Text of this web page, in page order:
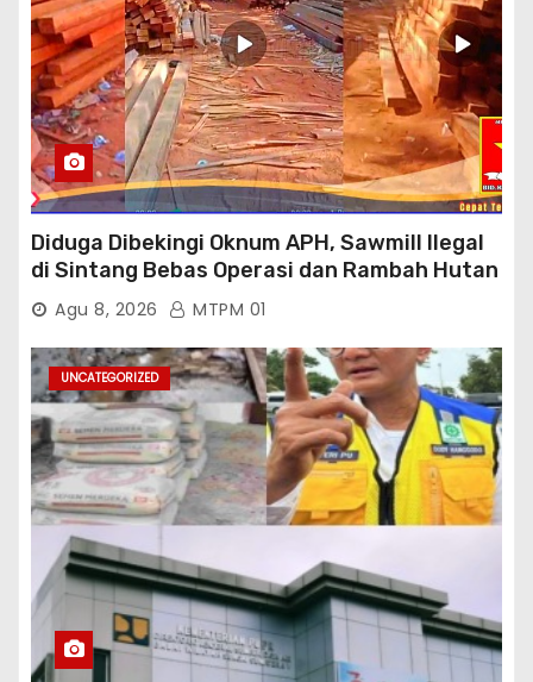
Diduga Dibekingi Oknum APH, Sawmill Ilegal
di Sintang Bebas Operasi dan Rambah Hutan
Lindung
Agu 8, 2026 MTPM 01
UNCATEGORIZED